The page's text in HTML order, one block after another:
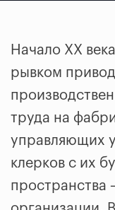
Начало XX
рывком
труда на
управляющих
клерков с их
пространства